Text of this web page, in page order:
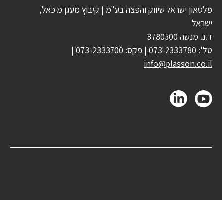
פלסאון ישראל שיווק והפצה בע"מ | קיבוץ מעגן מיכאל,
ישראל
ד.נ. מנשה 3780500
טל': 073-2333780 | פקס: 073-2333700
|
info@plasson.co.il